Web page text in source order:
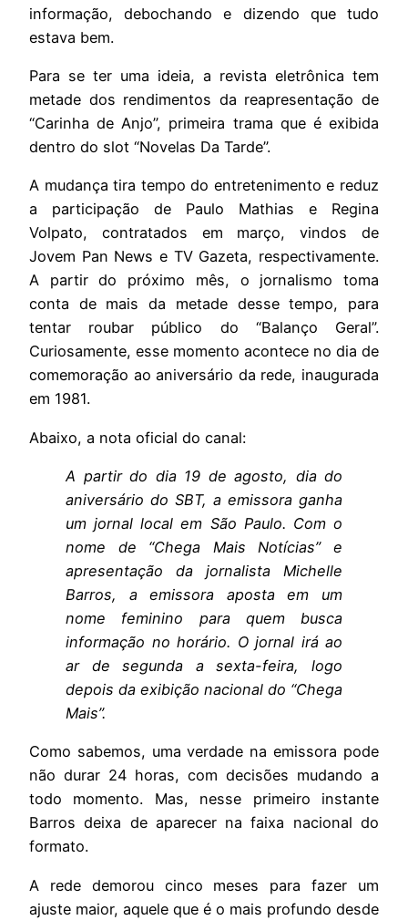
informação, debochando e dizendo que tudo
estava bem.
Para se ter uma ideia, a revista eletrônica tem
metade dos rendimentos da reapresentação de
“Carinha de Anjo”, primeira trama que é exibida
dentro do slot “Novelas Da Tarde”.
A mudança tira tempo do entretenimento e reduz
a participação de Paulo Mathias e Regina
Volpato, contratados em março, vindos de
Jovem Pan News e TV Gazeta, respectivamente.
A partir do próximo mês, o jornalismo toma
conta de mais da metade desse tempo, para
tentar roubar público do “Balanço Geral”.
Curiosamente, esse momento acontece no dia de
comemoração ao aniversário da rede, inaugurada
em 1981.
Abaixo, a nota oficial do canal:
A partir do dia 19 de agosto, dia do
aniversário do SBT, a emissora ganha
um jornal local em São Paulo. Com o
nome de “Chega Mais Notícias” e
apresentação da jornalista Michelle
Barros, a emissora aposta em um
nome feminino para quem busca
informação no horário. O jornal irá ao
ar de segunda a sexta-feira, logo
depois da exibição nacional do “Chega
Mais”.
Como sabemos, uma verdade na emissora pode
não durar 24 horas, com decisões mudando a
todo momento. Mas, nesse primeiro instante
Barros deixa de aparecer na faixa nacional do
formato.
A rede demorou cinco meses para fazer um
ajuste maior, aquele que é o mais profundo desde